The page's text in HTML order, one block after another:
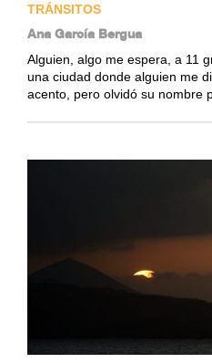
TRÁNSITOS
Ana García Bergua
Alguien, algo me espera, a 11
una ciudad donde alguien me
acento, pero olvidó su nombre